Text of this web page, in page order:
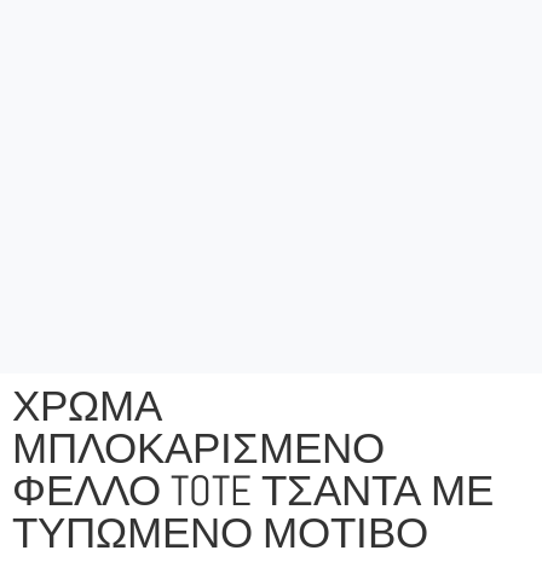
ΧΡΏΜΑ
ΜΠΛΟΚΑΡΙΣΜΈΝΟ
ΦΕΛΛΌ TOTE ΤΣΆΝΤΑ ΜΕ
ΤΥΠΩΜΈΝΟ ΜΟΤΊΒΟ